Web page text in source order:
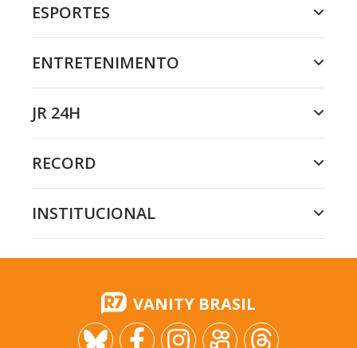
ESPORTES
ENTRETENIMENTO
JR 24H
RECORD
INSTITUCIONAL
VANITY BRASIL